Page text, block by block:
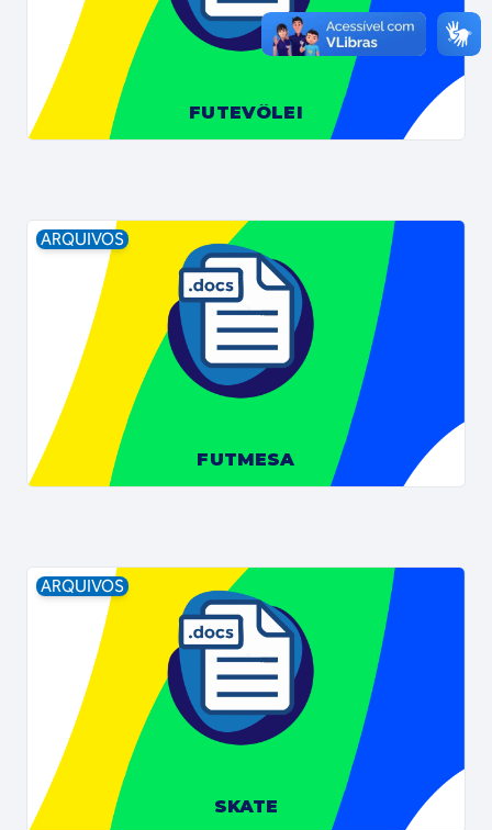
FUTEVÔLEI
ARQUIVOS
FUTMESA
ARQUIVOS
SKATE